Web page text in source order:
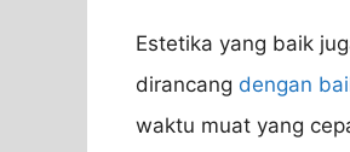
Estetika yang baik
dirancang dengan
waktu muat yang